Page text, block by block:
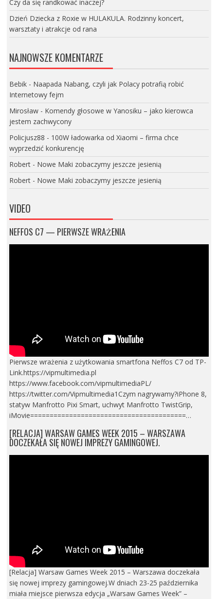
Czy da się randkować inaczej?
Dzień Dziecka z Roxie w HULAKULA. Rodzinny koncert,
warsztaty i atrakcje od rana
NAJNOWSZE KOMENTARZE
Bebik- Naapada Nabang, czyli jak Polacy potrafią robić
Internetowy fejm
Mirosław- Komendy głosowe w Yanosiku – jako kierowca
jestem zachwycony
Policjusz88 - 100W ładowarka od Xiaomi – firma chce
wyprzedzić konkurencję
Robert- Nowe Maki zobaczymy jeszcze jesienią
Robert- Nowe Maki zobaczymy jeszcze jesienią
VIDEO
NEFFOS C7 — PIERWSZE WRAŻENIA
Pierwsze wrażenia z użytkowania smartfona Neffos C7 od TP-
Link.https://vipmultimedia.pl
https://www.facebook.com/vipmultimediaPL/
https://twitter.com/Vipmultimedia1Czym nagrywamy?iPhone 8,
statyw Manfrotto Pixi Smart, uchwyt Manfrotto TwistGrip,
iMovie========================================…
[RELACJA] WARSAW GAMES WEEK 2015 – WARSZAWA
DOCZEKAŁA SIĘ NOWEJ IMPREZY GAMINGOWEJ.
[Relacja] Warsaw Games Week 2015 – Warszawa doczekała
się nowej imprezy gamingowej.W dniach 23-25 października
miała miejsce pierwsza edycja „Warsaw Games Week” –